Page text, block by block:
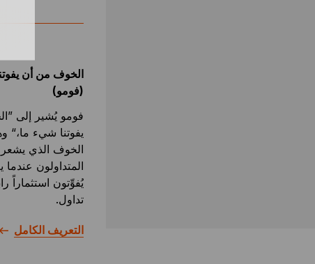
الخوف من أن
(فومو)
فومو يُشير إلى
يفوتنا شيء ما،“
الخوف الذي يشعر
المتداولون عندما
يُفوِّتون استثماراً
تداول.
التعريف الكامل